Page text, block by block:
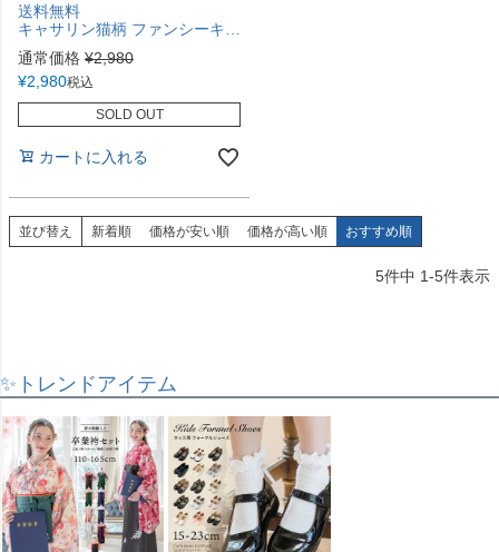
送料無料
キャサリン猫柄 ファンシーキッズ傘 キャサリンコテージ TAK
通常価格 ¥2,980
¥2,980税込
SOLD OUT
カートに入れる
並び替え 新着順 価格が安い順 価格が高い順 おすすめ順
5件中 1-5件表示
✨トレンドアイテム